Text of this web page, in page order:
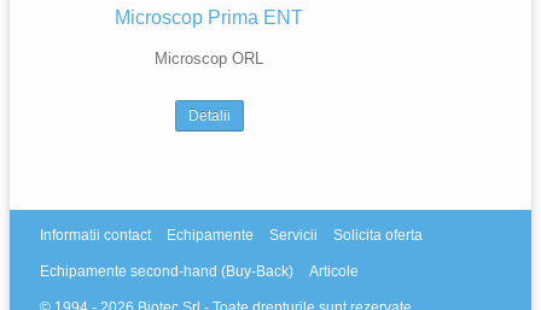
Microscop Prima ENT
Microscop ORL
Detalii
Informatii contact Echipamente Servicii Solicita oferta
Echipamente second-hand (Buy-Back) Articole